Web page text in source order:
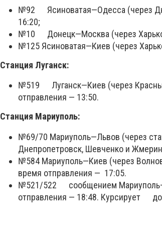
№92 Ясиноватая—Одесса (через
16:20;
№10 Донецк—Москва (через
№125 Ясиноватая—Киев (через
Станция Луганск:
№519 Луганск—Киев (через
отправления — 13:50.
Станция Мариуполь:
№69/70 Мариуполь—Львов (через
Днепропетровск, Шевченко и
№584 Мариуполь—Киев (через
время отправления — 17:05.
№521/522 сообщением
отправления — 18:48. Курсирует до